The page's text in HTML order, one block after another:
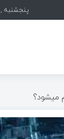
پنجشنبه , 15 مرداد 1405
میشود؟